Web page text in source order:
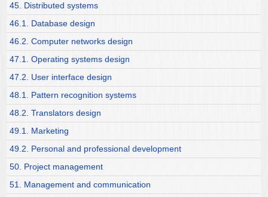
45. Distributed systems
46.1. Database design
46.2. Computer networks design
47.1. Operating systems design
47.2. User interface design
48.1. Pattern recognition systems
48.2. Translators design
49.1. Marketing
49.2. Personal and professional development
50. Project management
51. Management and communication